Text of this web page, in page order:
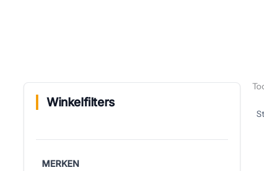
Winkelfilters
MERKEN